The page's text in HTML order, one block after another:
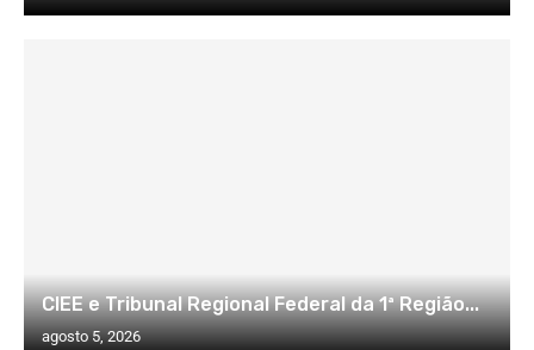
CIEE e Tribunal Regional Federal da 1ª Região...
agosto 5, 2026